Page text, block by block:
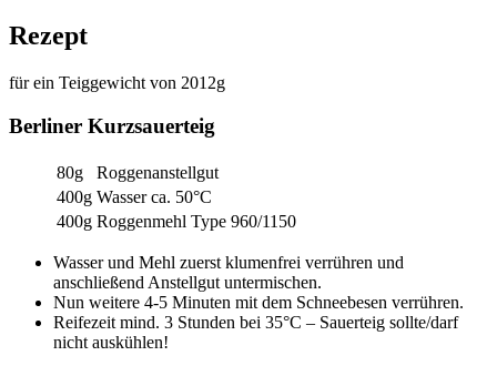
Rezept
für ein Teiggewicht von 2012g
Berliner Kurzsauerteig
80g
Roggenanstellgut
400g Wasser ca. 50°C
400g Roggenmehl Type 960/1150
Wasser und Mehl zuerst klumenfrei verrühren und
anschließend Anstellgut untermischen.
Nun weitere 4-5 Minuten mit dem Schneebesen verrühren.
Reifezeit mind. 3 Stunden bei 35°C – Sauerteig sollte/darf
nicht auskühlen!